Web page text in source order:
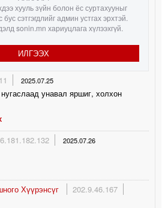
хууль зүйн болон ёс суртахууныг
сэтгэгдлийг админ устгах эрхтэй.
sonin.mn хариуцлага хүлээхгүй.
ИЛГЭЭХ
2025.07.25
унавал яршиг, холхон
2025.07.26
Хүүрэнсүг
202.9.46.167